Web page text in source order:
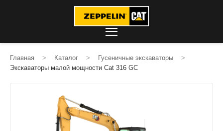
Главная > Каталог > Гусеничные экскаваторы
>
Экскаваторы малой мощности Cat 316 GC